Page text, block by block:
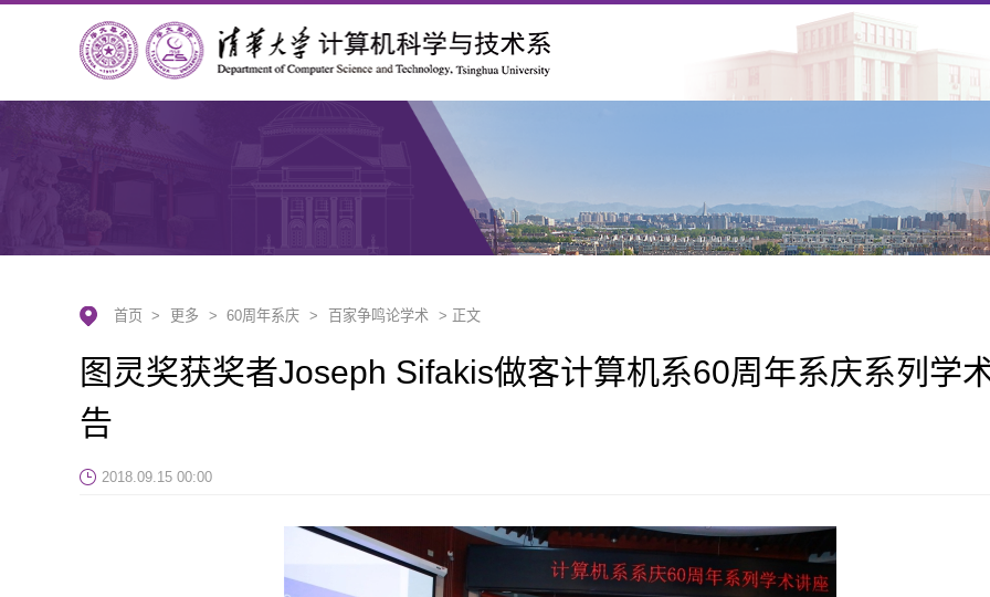
首页 > 更多 > 60周年系庆 > 百家争鸣论学术 > 正文
图灵奖获奖者Joseph Sifakis做客计算机系60周年系庆系列学
告
2018.09.15 00:00